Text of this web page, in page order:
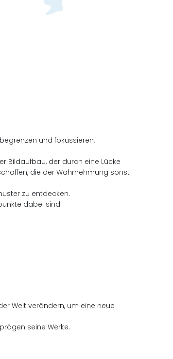
und fokussieren,
Bildaufbau, der durch eine Lücke
die der Wahrnehmung sonst
zu entdecken.
dabei sind
Welt verändern, um eine neue
seine Werke.